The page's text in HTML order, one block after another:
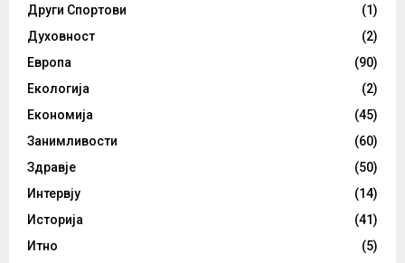
Други Спортови
(1)
Духовност
(2)
Европа
(90)
Екологија
(2)
Економија
(45)
Занимливости
(60)
Здравје
(50)
Интервју
(14)
Историја
(41)
Итно
(5)